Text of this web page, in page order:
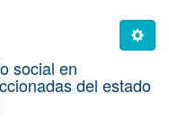
social en
del estado